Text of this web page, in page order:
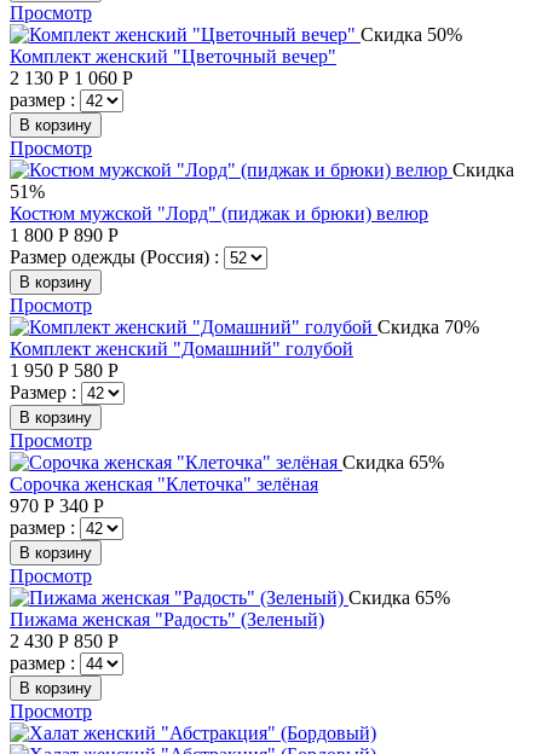
Просмотр
Скидка 50%
Комплект женский "Цветочный вечер"
2 130 Р 1 060 Р
размер :
В корзину
Просмотр
Скидка
51%
Костюм мужской "Лорд" (пиджак и брюки) велюр
1 800 Р 890 Р
Размер одежды (Россия) :
В корзину
Просмотр
Скидка 70%
Комплект женский "Домашний" голубой
1 950 Р 580 Р
Размер :
В корзину
Просмотр
Скидка 65%
Сорочка женская "Клеточка" зелёная
970 Р 340 Р
размер :
В корзину
Просмотр
Скидка 65%
Пижама женская "Радость" (Зеленый)
2 430 Р 850 Р
размер :
В корзину
Просмотр